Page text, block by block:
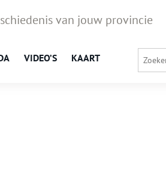
van jouw provincie
VIDEO’S KAART